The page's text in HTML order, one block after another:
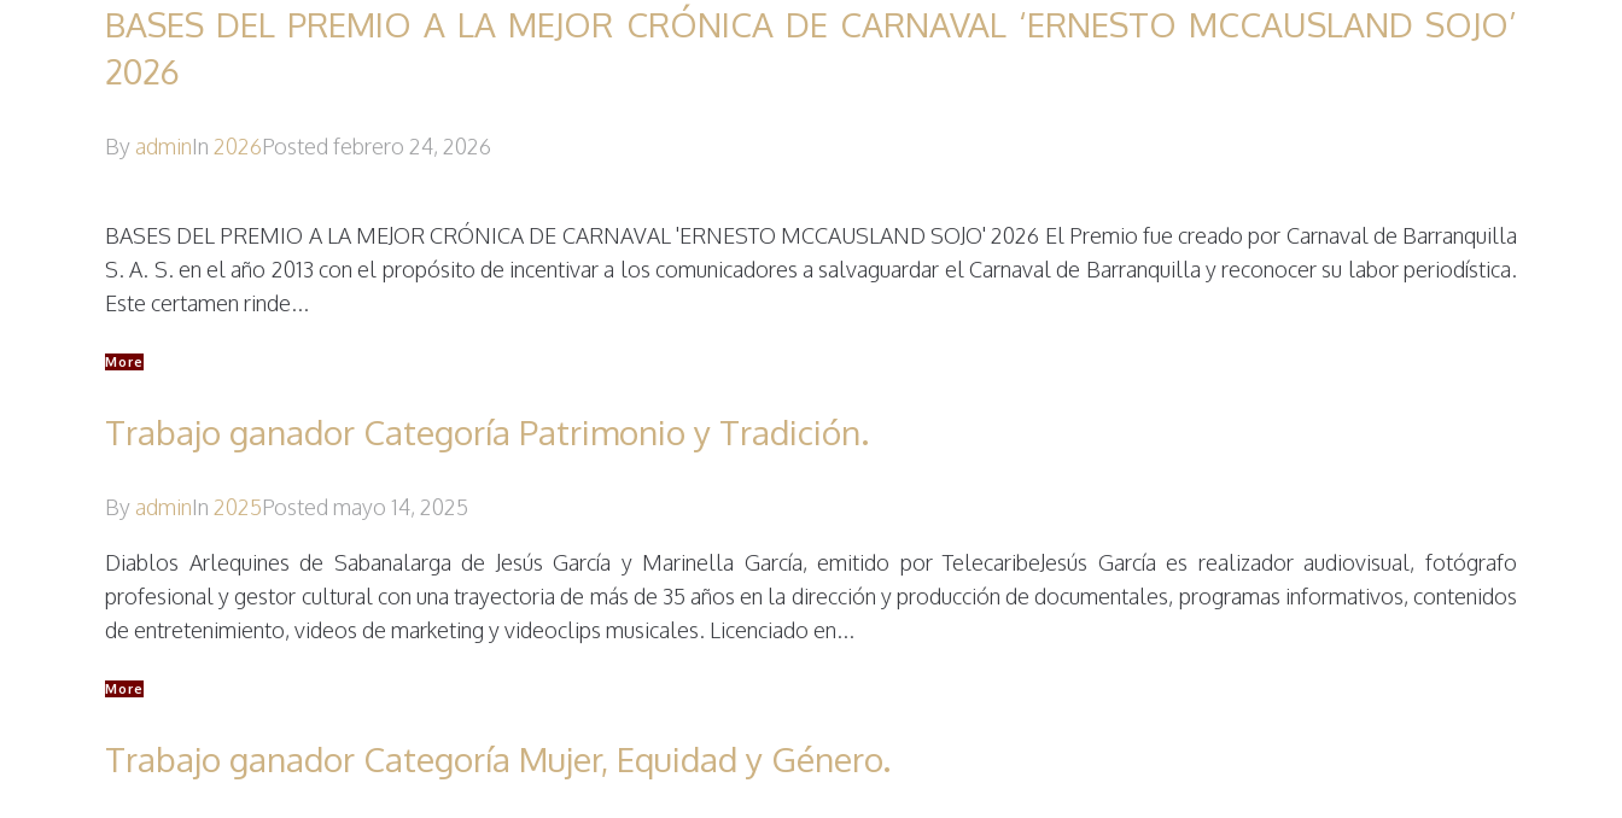
BASES DEL PREMIO A LA MEJOR CRÓNICA DE CARNAVAL ‘ERNESTO MCCAUSLAND SOJO’
2026
By adminIn 2026Posted febrero 24, 2026
BASES DEL PREMIO A LA MEJOR CRÓNICA DE CARNAVAL 'ERNESTO MCCAUSLAND SOJO' 2026 El Premio fue creado por Carnaval de Barranquilla
S. A. S. en el año 2013 con el propósito de incentivar a los comunicadores a salvaguardar el Carnaval de Barranquilla y reconocer su labor periodística.
Este certamen rinde...
More
Trabajo ganador Categoría Patrimonio y Tradición.
By adminIn 2025Posted mayo 14, 2025
Diablos Arlequines de Sabanalarga de Jesús García y Marinella García, emitido por TelecaribeJesús García es realizador audiovisual, fotógrafo
profesional y gestor cultural con una trayectoria de más de 35 años en la dirección y producción de documentales, programas informativos, contenidos
de entretenimiento, videos de marketing y videoclips musicales. Licenciado en...
More
Trabajo ganador Categoría Mujer, Equidad y Género.